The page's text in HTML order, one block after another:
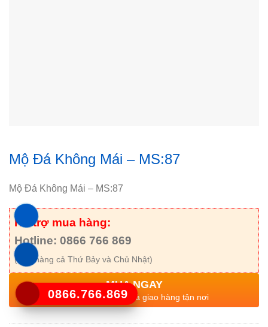
0866.766.869
Mộ Đá Không Mái – MS:87
Mộ Đá Không Mái – MS:87
Hỗ trợ mua hàng:
Hotline: 0866 766 869
(Bán hàng cả Thứ Bảy và Chủ Nhật)
MUA NGAY
Gọi điện xác nhận và giao hàng tận nơi